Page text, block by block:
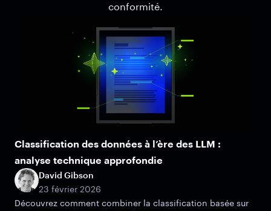
conformité.
Classification des données à l’ère des LLM :
analyse technique approfondie
David Gibson
23 février 2026
Découvrez comment combiner la classification basée sur